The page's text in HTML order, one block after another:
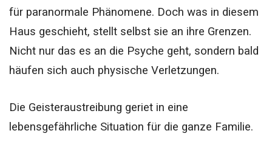
für paranormale Phänomene. Doch was in diesem
Haus geschieht, stellt selbst sie an ihre Grenzen.
Nicht nur das es an die Psyche geht, sondern bald
häufen sich auch physische Verletzungen.
Die Geisteraustreibung geriet in eine
lebensgefährliche Situation für die ganze Familie.